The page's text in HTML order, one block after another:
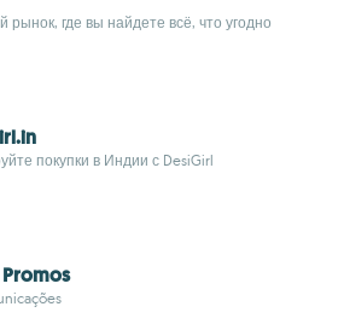
рынок, где вы найдете всё, что угодно
покупки в Индии с DesiGirl
Promos